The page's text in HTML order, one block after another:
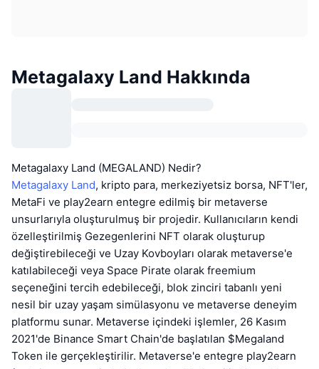
Metagalaxy Land Hakkında
Metagalaxy Land (MEGALAND) Nedir?
Metagalaxy Land, kripto para, merkeziyetsiz borsa, NFT'ler,
MetaFi ve play2earn entegre edilmiş bir metaverse
unsurlarıyla oluşturulmuş bir projedir. Kullanıcıların kendi
özelleştirilmiş Gezegenlerini NFT olarak oluşturup
değiştirebileceği ve Uzay Kovboyları olarak metaverse'e
katılabileceği veya Space Pirate olarak freemium
seçeneğini tercih edebileceği, blok zinciri tabanlı yeni
nesil bir uzay yaşam simülasyonu ve metaverse deneyim
platformu sunar. Metaverse içindeki işlemler, 26 Kasım
2021'de Binance Smart Chain'de başlatılan $Megaland
Token ile gerçekleştirilir. Metaverse'e entegre play2earn